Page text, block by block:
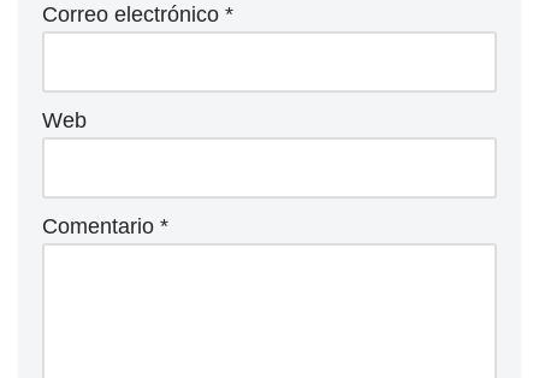
Correo electrónico *
Web
Comentario *